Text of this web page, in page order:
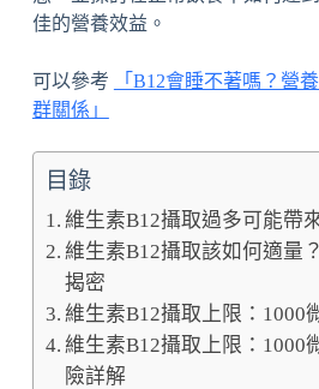
佳的營養效益。
可以參考
「B12會睡不著嗎？營
群關係」
目錄
維生素B12攝取過多可能帶
維生素B12攝取該如何適量
揭密
維生素B12攝取上限：1000
維生素B12攝取上限：1000
險詳解